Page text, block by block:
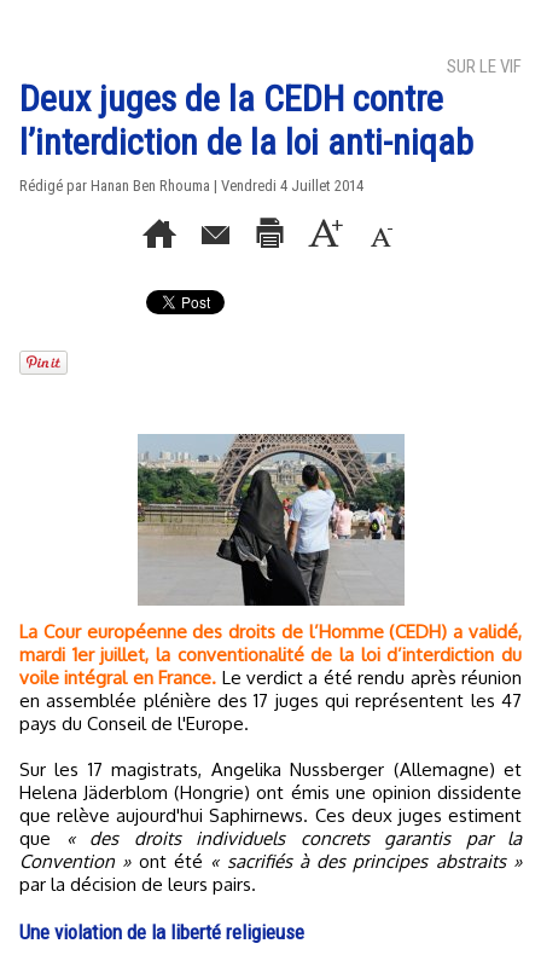
SUR LE VIF
Deux juges de la CEDH contre
l’interdiction de la loi anti-niqab
Rédigé par Hanan Ben Rhouma | Vendredi 4 Juillet 2014
La Cour européenne des droits de l’Homme (CEDH) a validé,
mardi 1er juillet, la conventionalité de la loi d’interdiction du
voile intégral en France. Le verdict a été rendu après réunion
en assemblée plénière des 17 juges qui représentent les 47
pays du Conseil de l'Europe.
Sur les 17 magistrats, Angelika Nussberger (Allemagne) et
Helena Jäderblom (Hongrie) ont émis une opinion dissidente
que relève aujourd'hui Saphirnews. Ces deux juges estiment
que
« des droits individuels concrets garantis par la
Convention »ont été « sacrifiés à des principes abstraits »
par la décision de leurs pairs.
Une violation de la liberté religieuse